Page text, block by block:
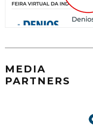
MEDIA
PARTNERS